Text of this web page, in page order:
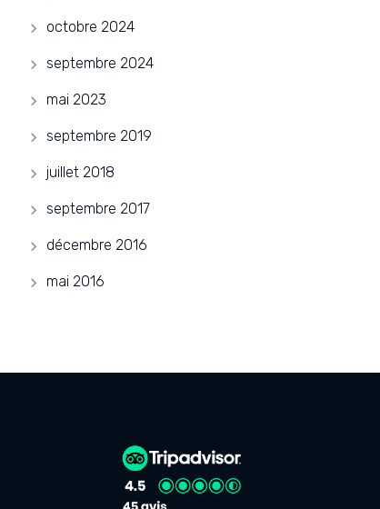
octobre 2024
septembre 2024
mai 2023
septembre 2019
juillet 2018
septembre 2017
décembre 2016
mai 2016